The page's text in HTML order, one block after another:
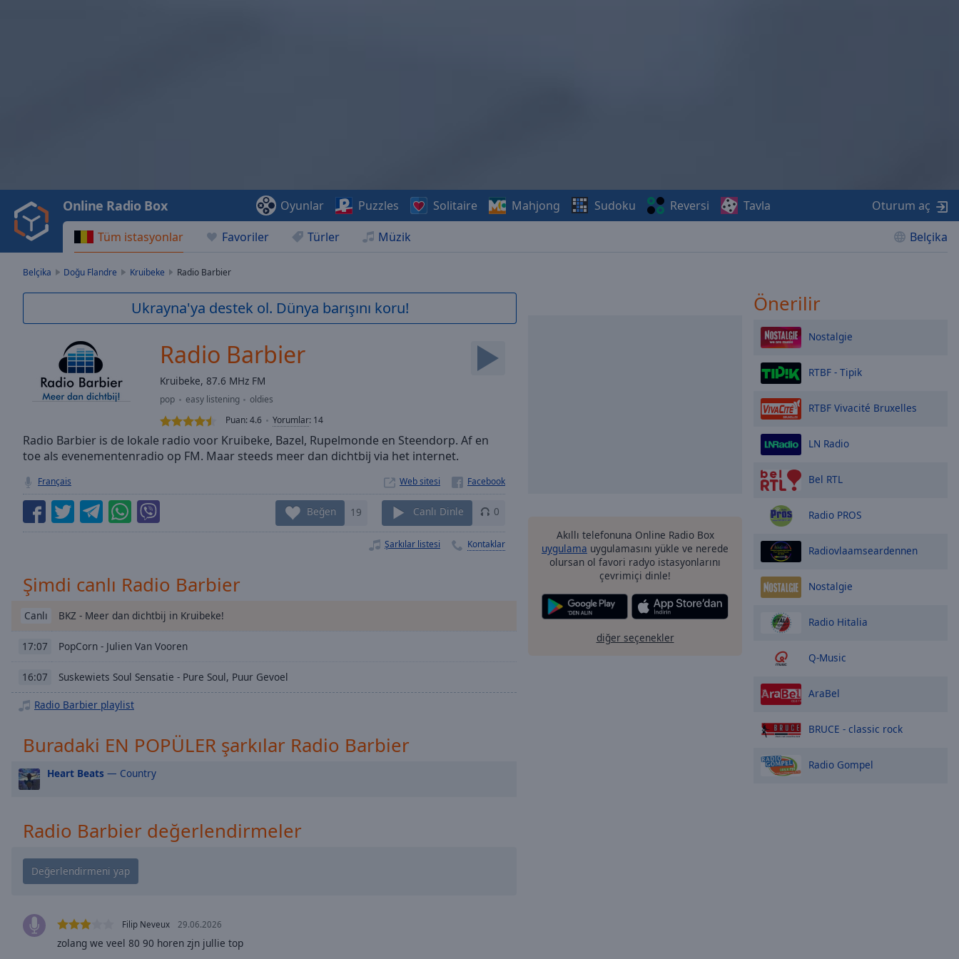
Video
Play
Backward
Skip
Current
Seek to
currently
LIVE
Remaining
Playback
Rate
Chapters
Chapters
descriptions
off,
Subtitles
subtitles
subtitles
dialog
subtitles
Audio
Tüm istasyonlar Favoriler Türler Müzik Belçika
Online Radio Box Oyunlar Puzzles Solitaire Mahjong Sudoku Reversi Tavla Oturum aç
Belçika Doğu Flandre Kruibeke Radio Barbier
Ukrayna'ya destek ol. Dünya barışını koru!
Radio Barbier
Kruibeke, 87.6 MHz FM
pop easy listening
oldies
Puan:4.6 Yorumlar: 14
Radio Barbier is de lokale radio voor Kruibeke, Bazel, Rupelmonde en Steendorp. Af en
toe als evenementenradio op FM. Maar steeds meer dan dichtbij via het internet.
Français Web sitesi
Beğen 19 Canlı Dinle 0
Şarkılar listesi Kontaklar
Şimdi canlı Radio Barbier
Canlı BKZ - Meer dan dichtbij in Kruibeke!
17:07 PopCorn - Julien Van Vooren
16:07 Suskewiets Soul Sensatie - Pure Soul, Puur Gevoel
Radio Barbier playlist
Buradaki EN POPÜLER şarkılar Radio Barbier
Heart Beats — Country
Radio Barbier değerlendirmeler
Filip Neveux 29.06.2026
zolang we veel 80 90 horen zjn jullie top
Akıllı telefonuna Online Radio Box
uygulama uygulamasını yükle ve nerede
olursan ol favori radyo istasyonlarını
çevrimiçi dinle!
diğer seçenekler
Önerilir
Nostalgie
RTBF - Tipik
RTBF Vivacité Bruxelles
LN Radio
Bel RTL
Radio PROS
Radiovlaamseardennen
Nostalgie
Radio Hitalia
Q-Music
AraBel
BRUCE - classic rock
Radio Gompel